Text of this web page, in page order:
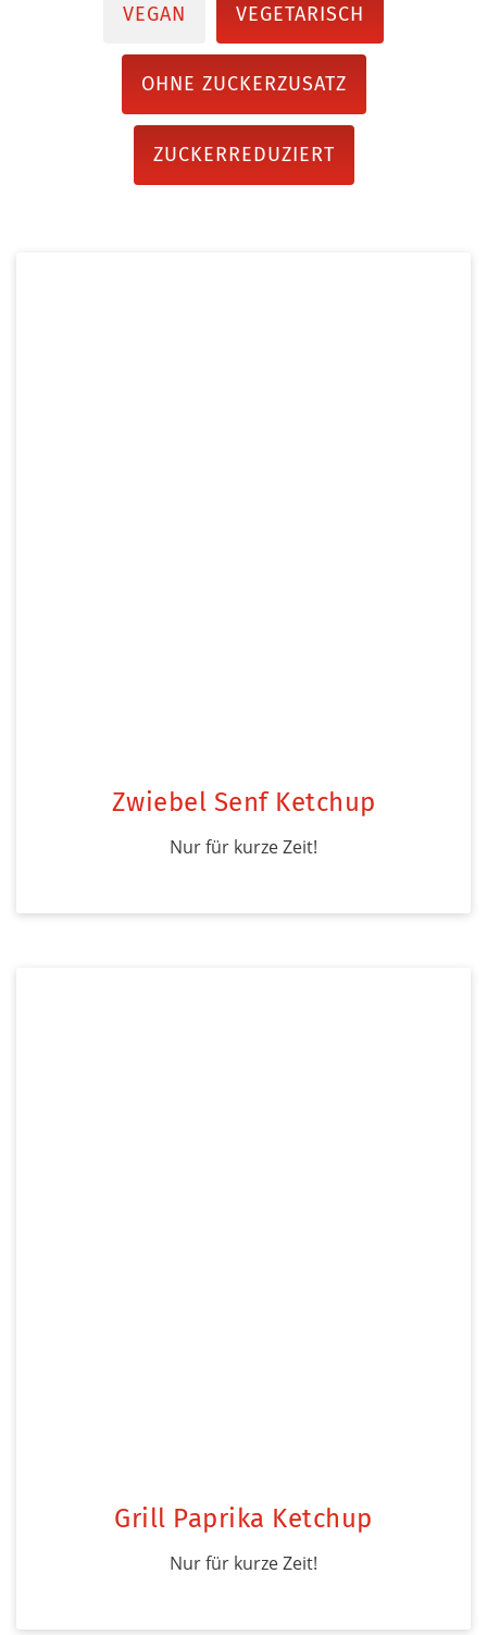
VEGAN VEGETARISCH
OHNE ZUCKERZUSATZ
ZUCKERREDUZIERT
Zwiebel Senf Ketchup
Nur für kurze Zeit!
Grill Paprika Ketchup
Nur für kurze Zeit!